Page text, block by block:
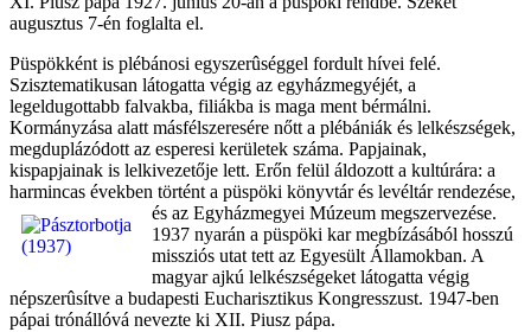
augusztus 7-én foglalta el.
Püspökként is plébánosi egyszerûséggel fordult hívei felé.
Szisztematikusan látogatta végig az egyházmegyéjét, a
legeldugottabb falvakba, filiákba is maga ment bérmálni.
Kormányzása alatt másfélszeresére nőtt a plébániák és lelkészségek,
megduplázódott az esperesi kerületek száma. Papjainak,
kispapjainak is lelkivezetője lett. Erőn felül áldozott a kultúrára: a
harmincas években történt a püspöki könyvtár és levéltár rendezése,
és az Egyházmegyei Múzeum megszervezése.
1937 nyarán a püspöki kar megbízásából hosszú
missziós utat tett az Egyesült Államokban. A
magyar ajkú lelkészségeket látogatta végig
népszerûsítve a budapesti Eucharisztikus Kongresszust. 1947-ben
pápai trónállóvá nevezte ki XII. Piusz pápa.